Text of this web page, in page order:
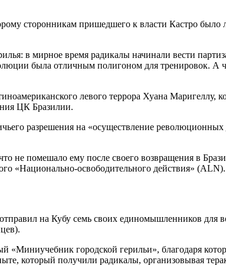
сторонникам пришедшего к власти Кастро было
в мирное время радикалы начинали вести
была отличным полигоном для тренировок. А
левого террора Хуана
ЦК Бразилии.
разрешения на «осуществление
не помешало ему после своего возвращения в
«Национально-освободительного действия» (ALN).
на Кубу семь своих единомышленников
«Миниучебник городской герильи», благодаря
который получили радикалы, организовывая